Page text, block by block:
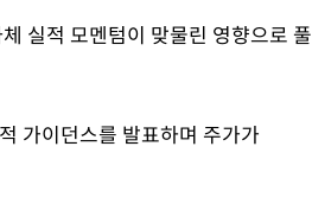
실적 모멘텀이 맞물린 영향으로 풀
가이던스를 발표하며 주가가